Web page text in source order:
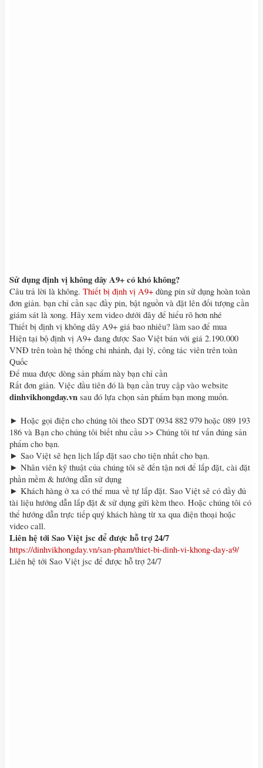
Sử dụng định vị không dây A9+ có khó không?
Câu trả lời là không. Thiết bị định vị A9+ dùng pin sử dụng hoàn toàn
đơn giản. bạn chỉ cần sạc đầy pin, bật nguồn và đặt lên đối tượng cần
giám sát là xong. Hãy xem video dưới đây để hiểu rõ hơn nhé
Thiết bị định vị không dây A9+ giá bao nhiêu? làm sao để mua
Hiện tại bộ định vị A9+ đang được Sao Việt bán với giá 2.190.000
VNĐ trên toàn hệ thống chi nhánh, đại lý, công tác viên trên toàn
Quốc
Để mua được dòng sản phẩm này bạn chỉ cần
Rất đơn giản. Việc đầu tiên đó là bạn cần truy cập vào website
dinhvikhongday.vn sau đó lựa chọn sản phẩm bạn mong muốn.
► Hoặc gọi điện cho chúng tôi theo SDT 0934 882 979 hoặc 089 193
186 và Bạn cho chúng tôi biết nhu cầu >> Chúng tôi tư vấn đúng sản
phẩm cho bạn.
► Sao Việt sẽ hẹn lịch lắp đặt sao cho tiện nhất cho bạn.
► Nhân viên kỹ thuật của chúng tôi sẽ đến tận nơi để lắp đặt, cài đặt
phần mềm & hướng dẫn sử dụng
► Khách hàng ở xa có thể mua về tự lắp đặt. Sao Việt sẽ có đầy đủ
tài liệu hướng dẫn lắp đặt & sử dụng gửi kèm theo. Hoặc chúng tôi có
thể hướng dẫn trực tiếp quý khách hàng từ xa qua điện thoại hoặc
video call.
Liên hệ tới Sao Việt jsc để được hỗ trợ 24/7
https://dinhvikhongday.vn/san-pham/thiet-bi-dinh-vi-khong-day-a9/
Liên hệ tới Sao Việt jsc để được hỗ trợ 24/7